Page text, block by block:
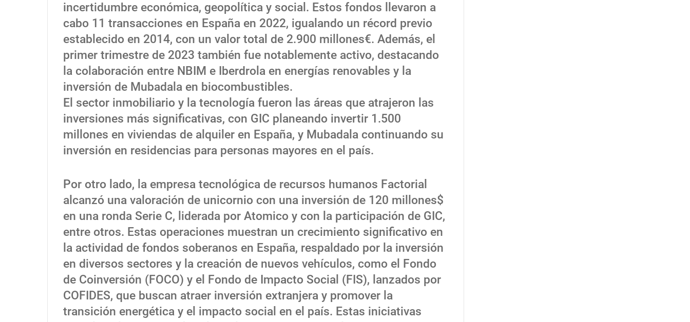
incertidumbre económica, geopolítica y social. Estos fondos llevaron a
cabo 11 transacciones en España en 2022, igualando un récord previo
establecido en 2014, con un valor total de 2.900 millones€. Además, el
primer trimestre de 2023 también fue notablemente activo, destacando
la colaboración entre NBIM e Iberdrola en energías renovables y la
inversión de Mubadala en biocombustibles.
El sector inmobiliario y la tecnología fueron las áreas que atrajeron las
inversiones más significativas, con GIC planeando invertir 1.500
millones en viviendas de alquiler en España, y Mubadala continuando su
inversión en residencias para personas mayores en el país.
Por otro lado, la empresa tecnológica de recursos humanos Factorial
alcanzó una valoración de unicornio con una inversión de 120 millones$
en una ronda Serie C, liderada por Atomico y con la participación de GIC,
entre otros. Estas operaciones muestran un crecimiento significativo en
la actividad de fondos soberanos en España, respaldado por la inversión
en diversos sectores y la creación de nuevos vehículos, como el Fondo
de Coinversión (FOCO) y el Fondo de Impacto Social (FIS), lanzados por
COFIDES, que buscan atraer inversión extranjera y promover la
transición energética y el impacto social en el país. Estas iniciativas